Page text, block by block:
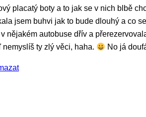
placatý boty a to jak se v nich blbě
jsem buhvi jak to bude dlouhý a co
nějakém autobuse dřív a
nemyslíš ty zlý věci, haha.
No já